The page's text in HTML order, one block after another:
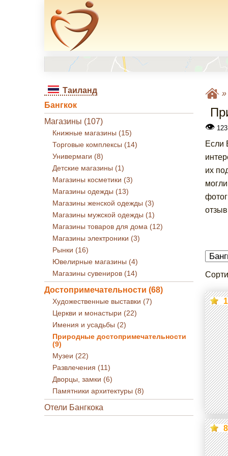
Таиланд
Бангкок
Магазины (107)
Книжные магазины (15)
Торговые комплексы (14)
Универмаги (8)
Детские магазины (1)
Магазины косметики (3)
Магазины одежды (13)
Магазины женской одежды (3)
Магазины мужской одежды (1)
Магазины товаров для дома (12)
Магазины электроники (3)
Рынки (16)
Ювелирные магазины (4)
Магазины сувениров (14)
Достопримечательности (68)
Художественные выставки (7)
Церкви и монастыри (22)
Имения и усадьбы (2)
Природные достопримечательности
(9)
Музеи (22)
Развлечения (11)
Дворцы, замки (6)
Памятники архитектуры (8)
Отели Бангкока
»
👁
Если
их
8